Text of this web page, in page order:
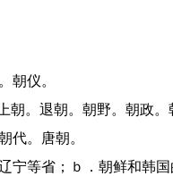
朝仪。
朝。退朝。朝野。朝政。
代。唐朝。
宁等省；ｂ．朝鲜和韩国